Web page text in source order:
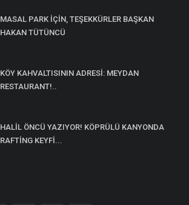
MASAL PARK İÇİN, TEŞEKKÜRLER BAŞKAN
HAKAN TÜTÜNCÜ
KÖY KAHVALTISININ ADRESİ: MEYDAN
RESTAURANT!..
HALİL ÖNCÜ YAZIYOR! KÖPRÜLÜ KANYONDA
RAFTİNG KEYFİ...